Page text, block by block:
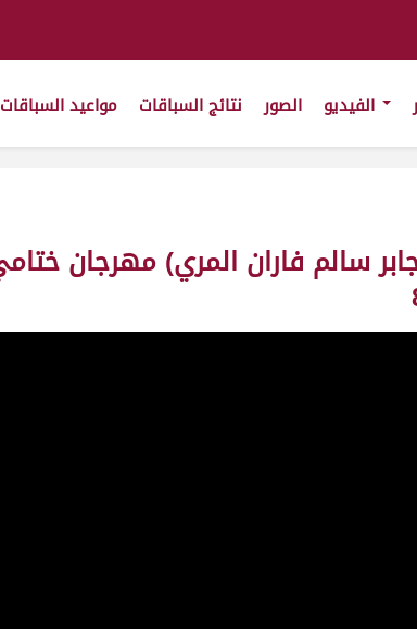
الصور نتائج السباقات مواعيد السباقات